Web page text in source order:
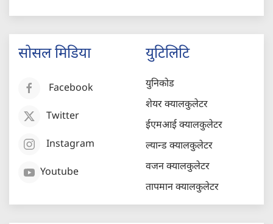
सोसल मिडिया
Facebook
Twitter
Instagram
Youtube
युटिलिटि
युनिकोड
शेयर क्यालकुलेटर
ईएमआई क्यालकुलेटर
ल्यान्ड क्यालकुलेटर
वजन क्यालकुलेटर
तापमान क्यालकुलेटर